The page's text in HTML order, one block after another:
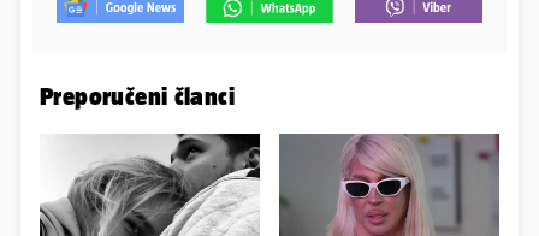
Preporučeni članci